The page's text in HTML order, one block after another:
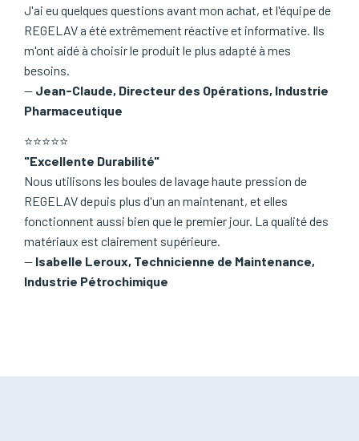
J'ai eu quelques questions avant mon achat, et l'équipe de
REGELAV a été extrêmement réactive et informative. Ils
m'ont aidé à choisir le produit le plus adapté à mes
besoins.
— Jean-Claude, Directeur des Opérations, Industrie
Pharmaceutique
⭐⭐⭐⭐⭐
"Excellente Durabilité"
Nous utilisons les boules de lavage haute pression de
REGELAV depuis plus d'un an maintenant, et elles
fonctionnent aussi bien que le premier jour. La qualité des
matériaux est clairement supérieure.
— Isabelle Leroux, Technicienne de Maintenance,
Industrie Pétrochimique